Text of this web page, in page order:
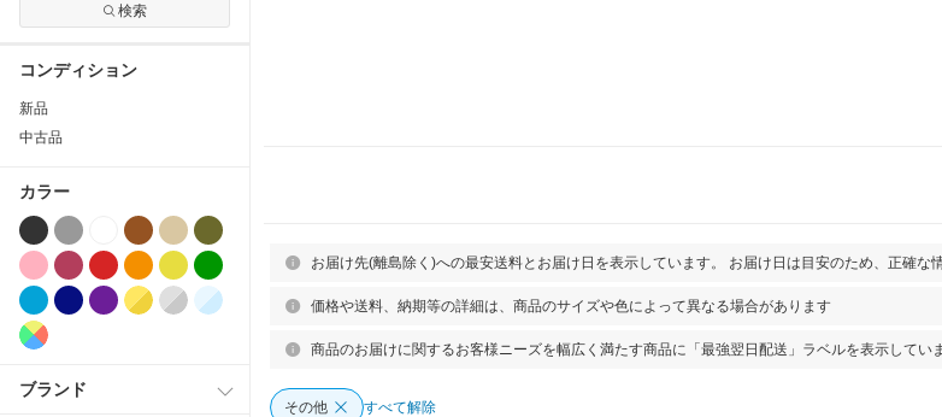
検索
コンディション
新品
中古品
カラー
ブランド
お届け先(離島除く)への最安送料とお届け日を表示しています。 お届け日は目安のため、正確な
価格や送料、納期等の詳細は、商品のサイズや色によって異なる場合があります
商品のお届けに関するお客様ニーズを幅広く満たす商品に「最強翌日配送」ラベルを表示していま
その他 すべて解除